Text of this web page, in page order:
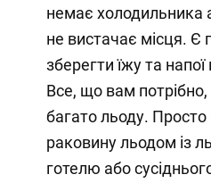
немає холодильника
не вистачає місця. Є
зберегти їжу та
Все, що вам потрібно,
багато льоду. Просто
раковину льодом із
готелю або